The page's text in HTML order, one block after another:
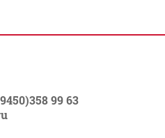
99 63